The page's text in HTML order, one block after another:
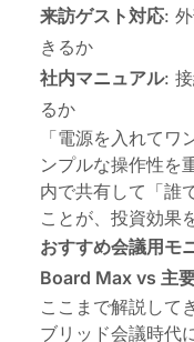
来訪ゲスト対応:
きるか
社内マニュアル:
るか
「電源を入れて
ンプルな操作性を
内で共有して「誰
ことが、投資効果
おすすめ会議用モ
Board Max vs 主
ここまで解説して
ブリッド会議時代